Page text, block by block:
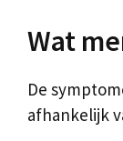
Wat
De
afhankelijk